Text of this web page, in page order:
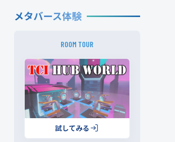
メタバース体験
ROOM TOUR
試してみる